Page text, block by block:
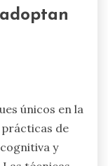
únicos en la
de
y